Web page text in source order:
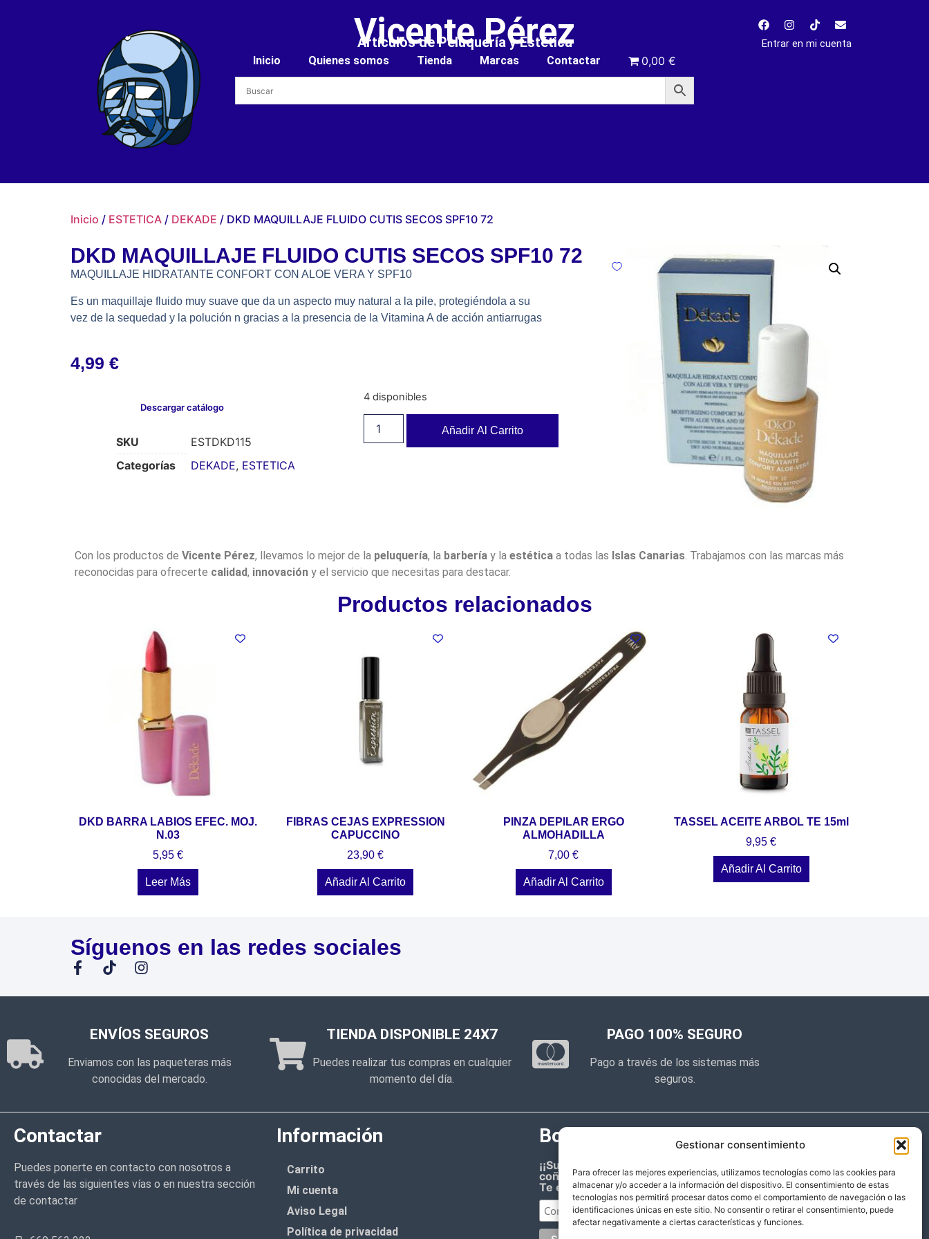
Gestionar consentimiento
Para ofrecer las mejores experiencias, utilizamos tecnologías como las cookies para
almacenar y/o acceder a la información del dispositivo. El consentimiento de estas
tecnologías nos permitirá procesar datos como el comportamiento de navegación o las
identificaciones únicas en este sitio. No consentir o retirar el consentimiento, puede
afectar negativamente a ciertas características y funciones.
Vicente Pérez
Artículos de Peluquería y Estética
Inicio Quienes somos Tienda Marcas Contactar 0,00 €
Entrar en mi cuenta
Inicio / ESTETICA / DEKADE / DKD MAQUILLAJE FLUIDO CUTIS SECOS SPF10 72
DKD MAQUILLAJE FLUIDO CUTIS SECOS SPF10 72
MAQUILLAJE HIDRATANTE CONFORT CON ALOE VERA Y SPF10
Es un maquillaje fluido muy suave que da un aspecto muy natural a la pile, protegiéndola a su
vez de la sequedad y la polución n gracias a la presencia de la Vitamina A de acción antiarrugas
4,99 €
Descargar catálogo
SKU
ESTDKD115
Categorías
DEKADE, ESTETICA
4 disponibles
Añadir Al Carrito
Con los productos de Vicente Pérez, llevamos lo mejor de la peluquería, la barberíay la estéticaa todas las Islas Canarias. Trabajamos con las marcas más
reconocidas para ofrecerte calidad, innovacióny el servicio que necesitas para destacar.
Productos relacionados
DKD BARRA LABIOS EFEC. MOJ.
N.03
5,95 €
Leer Más
FIBRAS CEJAS EXPRESSION
CAPUCCINO
23,90€
Añadir Al Carrito
PINZA DEPILAR ERGO
ALMOHADILLA
7,00€
Añadir Al Carrito
TASSEL ACEITE ARBOL TE 15ml
9,95€
Añadir Al Carrito
Síguenos en las redes sociales
ENVÍOS SEGUROS
Enviamos con las paqueteras más
conocidas del mercado.
TIENDA DISPONIBLE 24X7
Puedes realizar tus compras en cualquier
momento del día.
PAGO 100% SEGURO
Pago a través de los sistemas más
seguros.
Contactar
Puedes ponerte en contacto con nosotros a
través de las siguientes vías o en nuestra sección
de contactar
Información
Carrito
Mi cuenta
Aviso Legal
Política de privacidad
Boletín de noticias
¡¡Suscríbete y prometemos no dar mucho el
coñazo.!!
Te enviaremos sólo cosas importantes.